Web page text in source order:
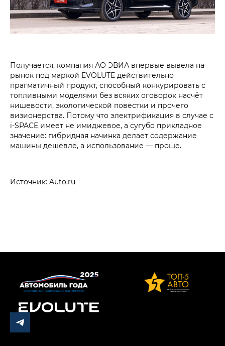
Получается, компания АО ЭВИА впервые вывела на
рынок под маркой EVOLUTE действительно
прагматичный продукт, способный конкурировать с
топливными моделями без всяких оговорок насчёт
нишевости, экологической повестки и прочего
визионерства. Потому что электрификация в случае с
i‑SPACE имеет не имиджевое, а сугубо прикладное
значение: гибридная начинка делает содержание
машины дешевле, а использование — проще.
Источник: Auto.ru